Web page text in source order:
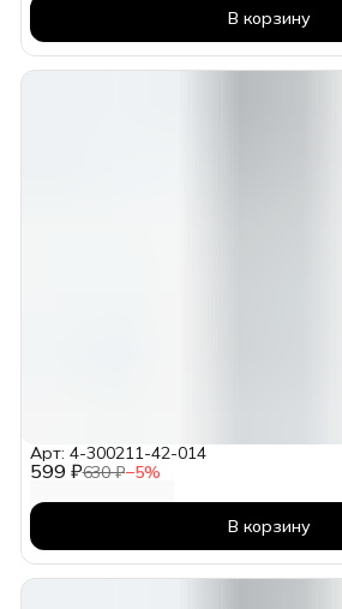
В корзину
599 ₽630 ₽−5%
Арт: 4-300211-42-014
В корзину